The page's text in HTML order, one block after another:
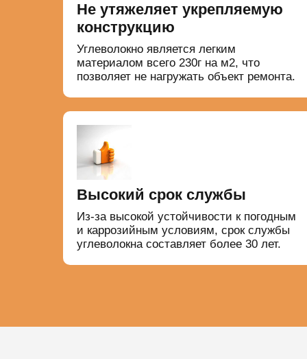
Не утяжеляет укрепляемую
конструкцию
Углеволокно является легким
материалом всего 230г на м2, что
позволяет не нагружать объект ремонта.
Высокий срок службы
Из-за высокой устойчивости к погодным
и каррозийным условиям, срок службы
углеволокна составляет более 30 лет.